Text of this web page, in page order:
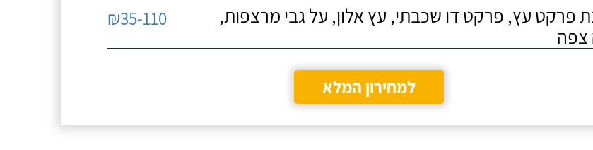
פרקט עץ, פרקט דו שכבתי, עץ אלון, על גבי מרצפות,
צפה
₪35-110
למחירון המלא